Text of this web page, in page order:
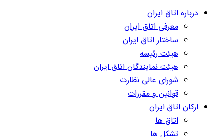
درباره اتاق ایران
معرفی اتاق ایران
ساختار اتاق ایران
هیئت رئیسه
هیئت نمایندگان اتاق ایران
شورای عالی نظارت
قوانین و مقررات
ارکان اتاق ایران
اتاق ها